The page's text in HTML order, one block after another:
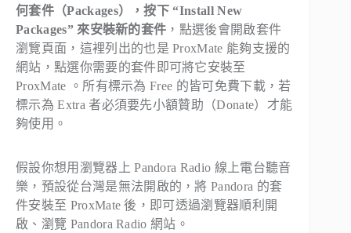
何套件（Packages），按下 “Install New
Packages” 來安裝新的套件 ，點選後會開啟套件
瀏覽頁面，這裡列出的也是 ProxMate 能夠支援的
網站，點選你需要的套件即可將它安裝至
ProxMate 。所有標示為 Free 的皆可免費下載，若
標示為 Extra 者必須要先小額贊助（Donate）才能
夠使用。
假設你想用瀏覽器上 Pandora Radio 線上電台聽音
樂，預設從台灣是無法開啟的，將 Pandora 的套
件安裝至 ProxMate 後，即可透過瀏覽器順利開
啟、瀏覽 Pandora Radio 網站。